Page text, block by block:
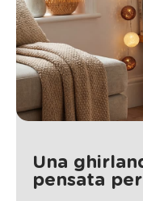
Una
pensata